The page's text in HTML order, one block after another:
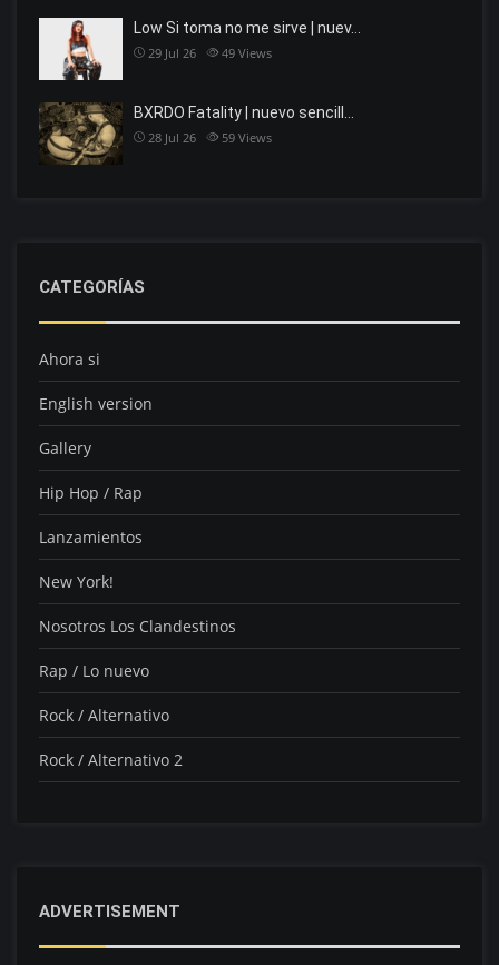
Low Si toma no me sirve | nuev…
29 Jul 26 49 Views
BXRDO Fatality | nuevo sencill…
28 Jul 26 59 Views
CATEGORÍAS
Ahora si
English version
Gallery
Hip Hop / Rap
Lanzamientos
New York!
Nosotros Los Clandestinos
Rap / Lo nuevo
Rock / Alternativo
Rock / Alternativo 2
ADVERTISEMENT